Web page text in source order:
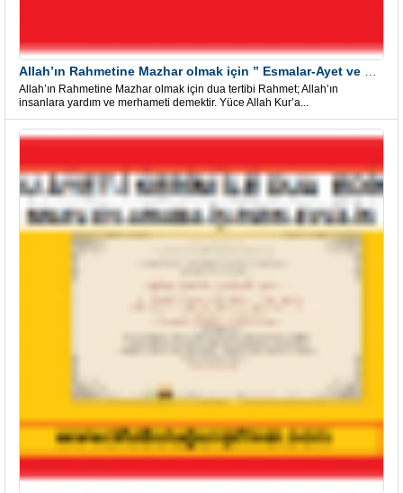
Allah’ın Rahmetine Mazhar olmak için dua tertibi Rahmet; Allah’ın
insanlara yardım ve merhameti demektir. Yüce Allah Kur’a...